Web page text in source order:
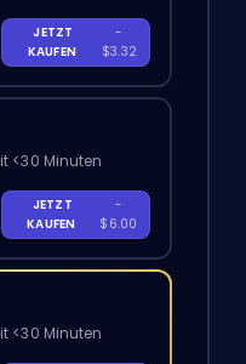
JETZT
KAUFEN
-
$3.32
<30 Minuten
JETZT
KAUFEN
-
$6.00
<30 Minuten